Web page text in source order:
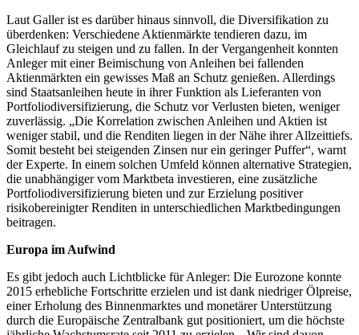
Laut Galler ist es darüber hinaus sinnvoll, die Diversifikation zu
überdenken: Verschiedene Aktienmärkte tendieren dazu, im
Gleichlauf zu steigen und zu fallen. In der Vergangenheit konnten
Anleger mit einer Beimischung von Anleihen bei fallenden
Aktienmärkten ein gewisses Maß an Schutz genießen. Allerdings
sind Staatsanleihen heute in ihrer Funktion als Lieferanten von
Portfoliodiversifizierung, die Schutz vor Verlusten bieten, weniger
zuverlässig. „Die Korrelation zwischen Anleihen und Aktien ist
weniger stabil, und die Renditen liegen in der Nähe ihrer Allzeittiefs.
Somit besteht bei steigenden Zinsen nur ein geringer Puffer“, warnt
der Experte. In einem solchen Umfeld können alternative Strategien,
die unabhängiger vom Marktbeta investieren, eine zusätzliche
Portfoliodiversifizierung bieten und zur Erzielung positiver
risikobereinigter Renditen in unterschiedlichen Marktbedingungen
beitragen.
Europa im Aufwind
Es gibt jedoch auch Lichtblicke für Anleger: Die Eurozone konnte
2015 erhebliche Fortschritte erzielen und ist dank niedriger Ölpreise,
einer Erholung des Binnenmarktes und monetärer Unterstützung
durch die Europäische Zentralbank gut positioniert, um die höchste